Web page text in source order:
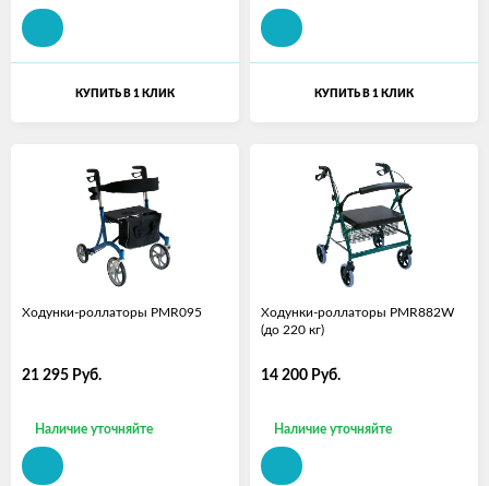
КУПИТЬ В 1 КЛИК КУПИТЬ В 1 КЛИК
Ходунки-роллаторы PMR095
21 295 Руб.
Наличие уточняйте
Ходунки-роллаторы PMR882W
(до 220 кг)
14 200 Руб.
Наличие уточняйте